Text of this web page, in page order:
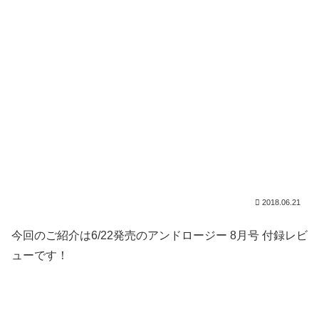
2018.06.21
今回のご紹介は6/22発売のアンドロージー 8月号 付録レビ
ューです！